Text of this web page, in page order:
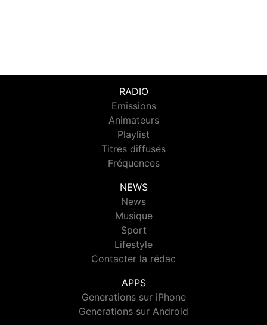
RADIO
Emissions
Animateurs
Playlist
Titres diffusés
Fréquences
NEWS
News
Musique
Sport
Lifestyle
Contacter la rédac
APPS
Generations sur iPhone
Generations sur Android